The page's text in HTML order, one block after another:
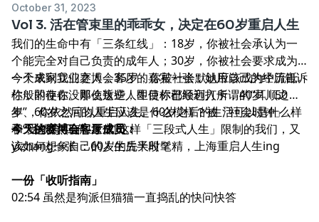
October 31, 2023
Vol 3. 活在管束里的乖乖女，决定在60岁重启人生
我们的生命中有「三条红线」：18岁，你被社会承认为一
个能完全对自己负责的成年人；30岁，你被社会要求成为
一个成家立业之人；35岁，你被社会默认应该成为中流砥
柱般的存在。即使这些人生目标都顺利打卡，40岁、50
岁、60岁之后的人生应该是什么模样？被「社会时钟」
和“受教育-工作-退休”这样「三段式人生」限制的我们，又
该如何想象自己的人生后半段？
今天来到我们赛博会客厅的嘉宾一张，她用自己的经历告诉
你，即使你没那么叛逆，即使你已经迈入所谓的“耳顺之
年”，你依然可以重启人生。60岁之后的生活可以是什么样
子？这依然有想象空间。
今天的赛博会客厅成员：
yizhang一张 ：60岁的先天时髦精，上海重启人生ing
一份「收听指南」
02:54 虽然是狗派但猫猫一直捣乱的快问快答